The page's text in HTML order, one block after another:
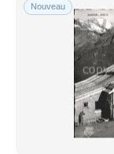
Nouveau